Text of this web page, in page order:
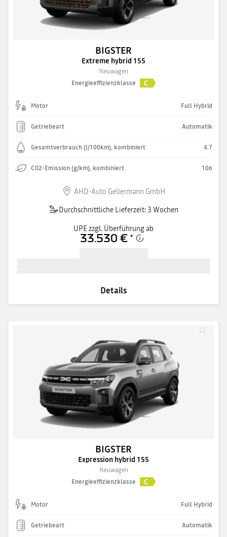
BIGSTER
Extreme hybrid 155
Neuwagen
Energieeffizienzklasse
C
Motor Full Hybrid
Getriebeart Automatik
Gesamtverbrauch (l/100km), kombiniert 4.7
CO2-Emission (g/km), kombiniert 106
AHD-Auto Gellermann GmbH
Durchschnittliche Lieferzeit: 3 Wochen
UPE zzgl. Überführung ab
33.530 € *
Details
BIGSTER
Expression hybrid 155
Neuwagen
Energieeffizienzklasse
C
Motor Full Hybrid
Getriebeart Automatik